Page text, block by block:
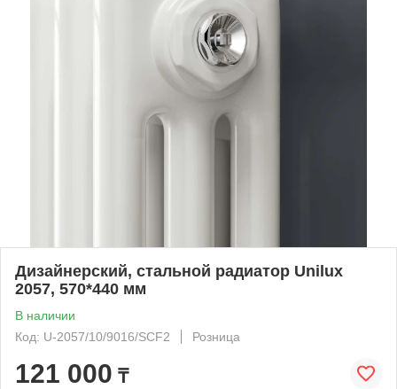
Дизайнерский, стальной радиатор Unilux
2057, 570*440 мм
В наличии
Код: U-2057/10/9016/SCF2
Розница
121 000 ₸